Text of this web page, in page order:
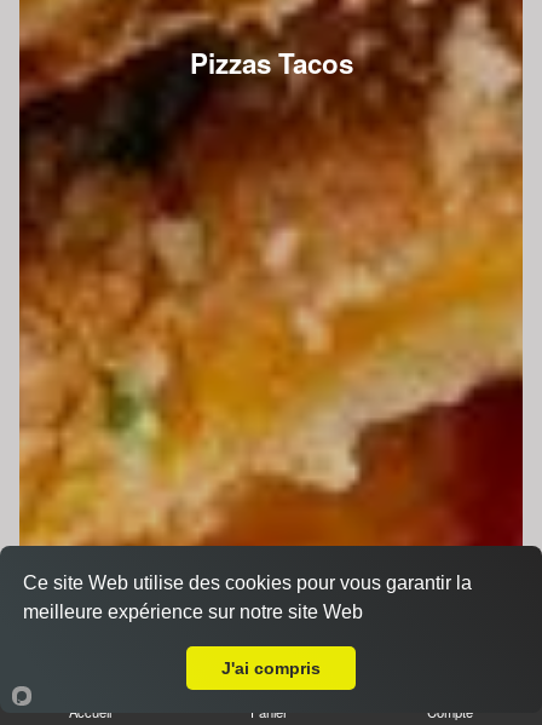
Pizzas Tacos
Accueil Panier Compte
Ce site Web utilise des cookies pour vous garantir la
meilleure expérience sur notre site Web
J'ai compris